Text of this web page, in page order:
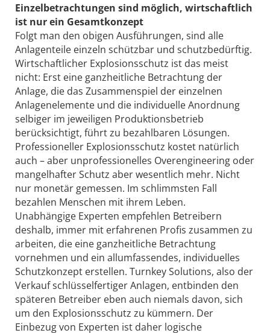
Einzelbetrachtungen sind möglich, ­wirtschaftlich
ist nur ein Gesamtkonzept
Folgt man den obigen Ausführungen, sind alle
Anlagenteile einzeln schützbar und schutzbedürftig.
Wirtschaftlicher Explosionsschutz ist das meist
nicht: Erst eine ganzheitliche Betrachtung der
Anlage, die das Zusammenspiel der einzelnen
Anlagenelemente und die individuelle Anordnung
selbiger im jeweiligen Produktionsbetrieb
berücksichtigt, führt zu bezahlbaren Lösungen.
Professioneller Explosionsschutz kostet natürlich
auch – aber unprofessionelles Overengineering oder
mangelhafter Schutz aber wesentlich mehr. Nicht
nur monetär gemessen. Im schlimmsten Fall
bezahlen Menschen mit ihrem Leben.
Unabhängige Experten empfehlen Betreibern
deshalb, immer mit erfahrenen Profis zusammen zu
arbeiten, die eine ganzheitliche Betrachtung
vornehmen und ein allumfassendes, individuelles
Schutzkonzept erstellen. Turnkey Solutions, also der
Verkauf schlüsselfertiger Anlagen, entbinden den
späteren Betreiber eben auch niemals davon, sich
um den Explosionsschutz zu kümmern. Der
Einbezug von Experten ist daher logische